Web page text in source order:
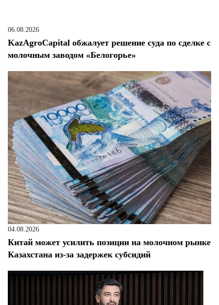
06.08.2026
KazAgroCapital обжалует решение суда по сделке с
молочным заводом «Белогорье»
04.08.2026
Китай может усилить позиции на молочном рынке
Казахстана из-за задержек субсидий